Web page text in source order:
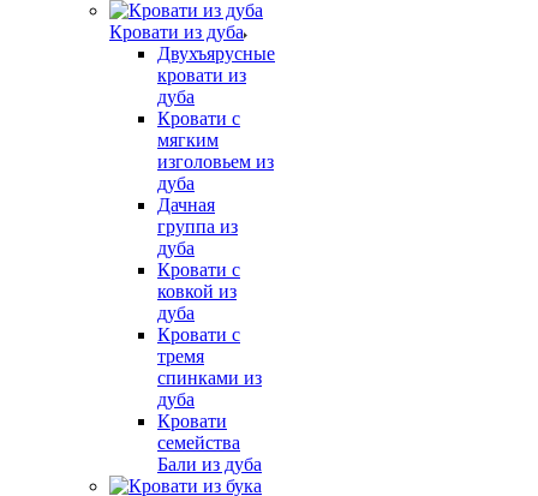
Кровати из дуба
Двухъярусные
кровати из
дуба
Кровати с
мягким
изголовьем из
дуба
Дачная
группа из
дуба
Кровати с
ковкой из
дуба
Кровати с
тремя
спинками из
дуба
Кровати
семейства
Бали из дуба